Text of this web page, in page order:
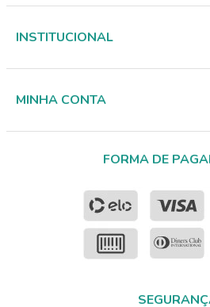
INSTITUCIONAL
MINHA CONTA
FORMA DE